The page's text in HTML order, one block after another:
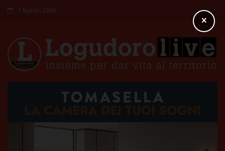
7 Agosto 2026
×